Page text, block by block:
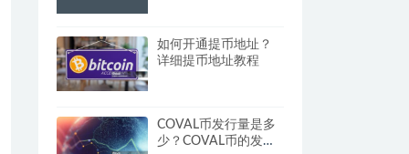
如何开通提币地址？
详细提币地址教程
COVAL币发行量是多
少？COVAL币的发行